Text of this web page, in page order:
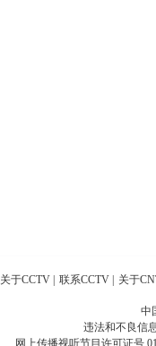
关于CCTV 联系CCTV 关于
中
违法和不良信
网上传播视听节目许可证号